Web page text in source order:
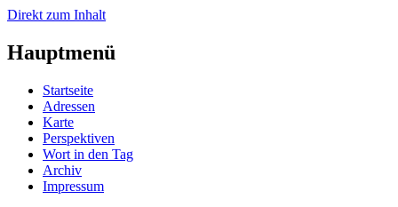
Direkt zum Inhalt
Hauptmenü
Startseite
Adressen
Karte
Perspektiven
Wort in den Tag
Archiv
Impressum